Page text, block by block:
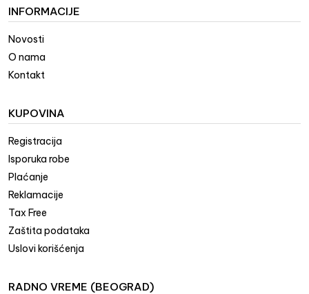
INFORMACIJE
Novosti
O nama
Kontakt
KUPOVINA
Registracija
Isporuka robe
Plaćanje
Reklamacije
Tax Free
Zaštita podataka
Uslovi korišćenja
RADNO VREME (BEOGRAD)